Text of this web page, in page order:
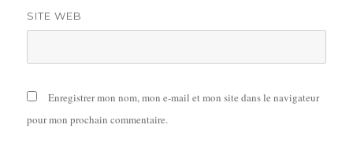
SITE WEB
Enregistrer mon nom, mon e-mail et mon site dans le navigateur
pour mon prochain commentaire.